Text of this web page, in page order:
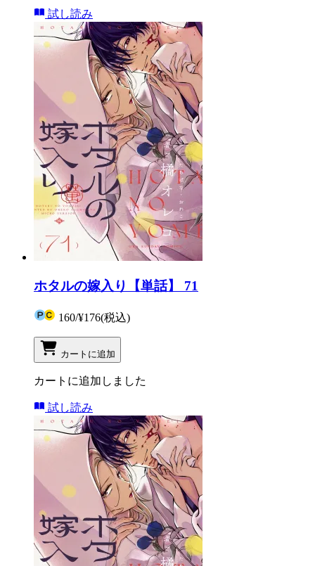
試し読み
ホタルの嫁入り【単話】 71
160/¥176(税込)
カートに追加
カートに追加しました
試し読み